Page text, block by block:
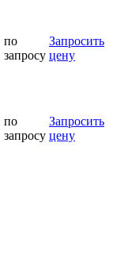
по
запросу
Запросить
цену
по
запросу
Запросить
цену